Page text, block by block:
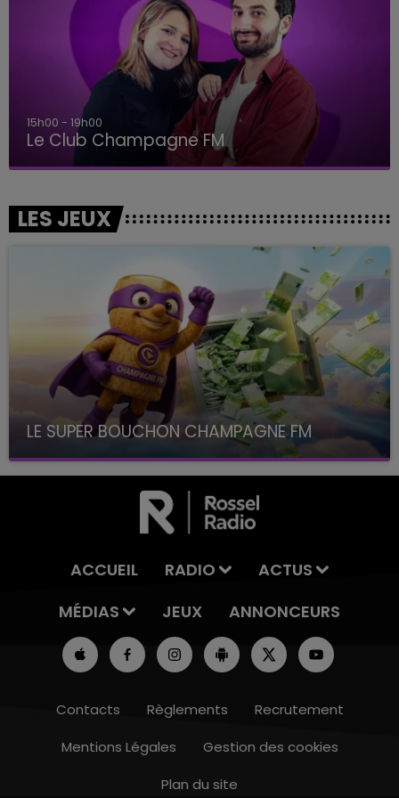
15h00 - 19h00
Le Club Champagne FM
LES JEUX
LE SUPER BOUCHON CHAMPAGNE FM
avec La Famille Champagne FM, à 8H10
ACCUEIL RADIO
ACTUS
MÉDIAS
JEUX ANNONCEURS
Contacts Règlements
Recrutement
Mentions Légales
Gestion des cookies
Plan du site